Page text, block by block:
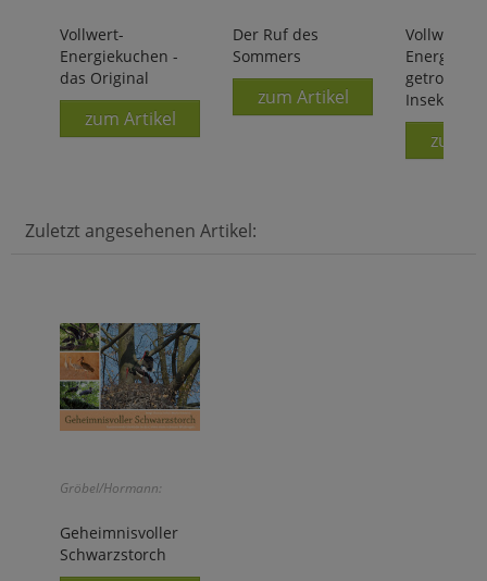
Vollwert-
Energiekuchen -
das Original
zum Artikel
Der Ruf des
Sommers
zum Artikel
Vollwert-
Insekten
zum
Zuletzt angesehenen Artikel:
Gröbel/Hormann:
Geheimnisvoller
Schwarzstorch